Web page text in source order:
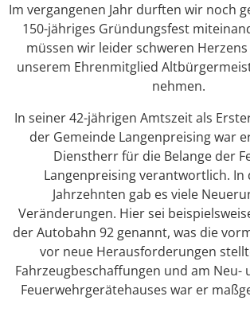
Im vergangenen Jahr durften wir noch
150-jähriges Gründungsfest
müssen wir leider schweren
unserem Ehrenmitglied
nehmen.
In seiner 42-jährigen Amtszeit als
der Gemeinde Langenpreising war
Dienstherr für die Belange der
Langenpreising verantwortlich. In
Jahrzehnten gab es viele
Veränderungen. Hier sei
der Autobahn 92 genannt, was die
vor neue Herausforderungen
Fahrzeugbeschaffungen und am Neu-
Feuerwehrgerätehauses war er